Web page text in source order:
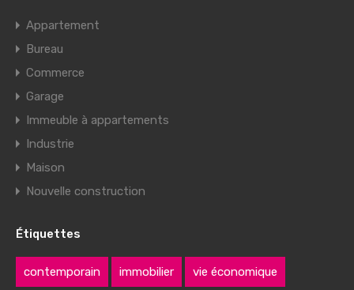
Appartement
Bureau
Commerce
Garage
Immeuble à appartements
Industrie
Maison
Nouvelle construction
Étiquettes
contemporain immobilier vie économique